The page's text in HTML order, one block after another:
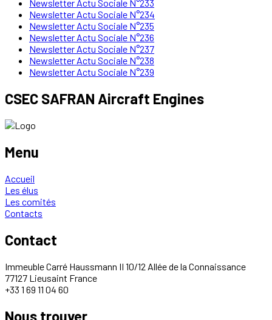
Newsletter Actu Sociale N°233
Newsletter Actu Sociale N°234
Newsletter Actu Sociale N°235
Newsletter Actu Sociale N°236
Newsletter Actu Sociale N°237
Newsletter Actu Sociale N°238
Newsletter Actu Sociale N°239
CSEC SAFRAN Aircraft Engines
Menu
Accueil
Les élus
Les comités
Contacts
Contact
Immeuble Carré Haussmann II 10/12 Allée de la Connaissance
77127 Lieusaint France
+33 1 69 11 04 60
Nous trouver